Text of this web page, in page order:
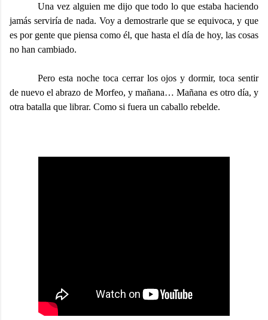
Una vez alguien me dijo que todo lo que estaba haciendo
jamás serviría de nada. Voy a demostrarle que se equivoca, y que
es por gente que piensa como él, que hasta el día de hoy, las cosas
no han cambiado.
Pero esta noche toca cerrar los ojos y dormir, toca sentir
de nuevo el abrazo de Morfeo, y mañana… Mañana es otro día, y
otra batalla que librar. Como si fuera un caballo rebelde.